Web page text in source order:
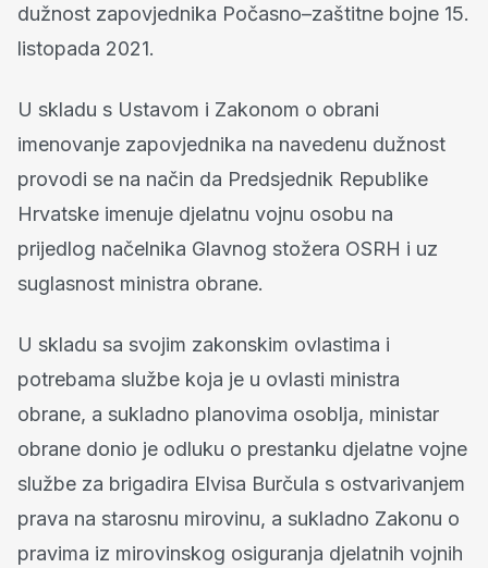
dužnost zapovjednika Počasno–zaštitne bojne 15.
listopada 2021.
U skladu s Ustavom i Zakonom o obrani
imenovanje zapovjednika na navedenu dužnost
provodi se na način da Predsjednik Republike
Hrvatske imenuje djelatnu vojnu osobu na
prijedlog načelnika Glavnog stožera OSRH i uz
suglasnost ministra obrane.
U skladu sa svojim zakonskim ovlastima i
potrebama službe koja je u ovlasti ministra
obrane, a sukladno planovima osoblja, ministar
obrane donio je odluku o prestanku djelatne vojne
službe za brigadira Elvisa Burčula s ostvarivanjem
prava na starosnu mirovinu, a sukladno Zakonu o
pravima iz mirovinskog osiguranja djelatnih vojnih